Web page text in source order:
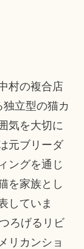
村の複合店
立型の猫カ
気を大切に
元ブリーダ
ングを通じ
を家族とし
していま
ろげるリビ
リカンショ